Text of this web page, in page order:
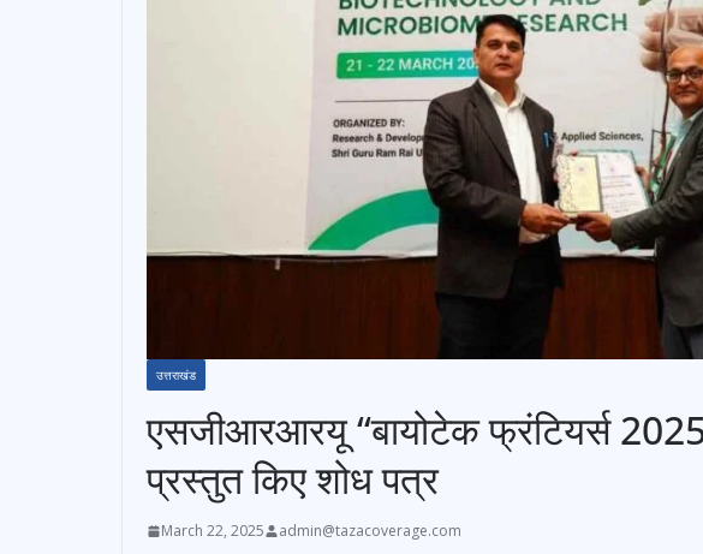
उत्तराखंड
एसजीआरआरयू ‘‘बायोटेक फ्रंटियर्स
प्रस्तुत किए शोध पत्र
March 22, 2025 admin@tazacoverage.com